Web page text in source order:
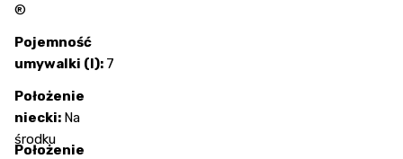
®
Pojemność
umywalki (l): 7
Położenie
niecki: Na
środku
Położenie